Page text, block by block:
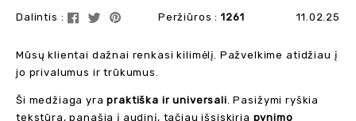
Dalintis : Peržiūros :1261 11.02.25
Mūsų klientai dažnai renkasi kilimėlį. Pažvelkime atidžiau į
jo privalumus ir trūkumus.
Ši medžiaga yrapraktiška ir universali. Pasižymi ryškia
tekstūra, panašia į audinį, tačiau išsiskiria pynimo